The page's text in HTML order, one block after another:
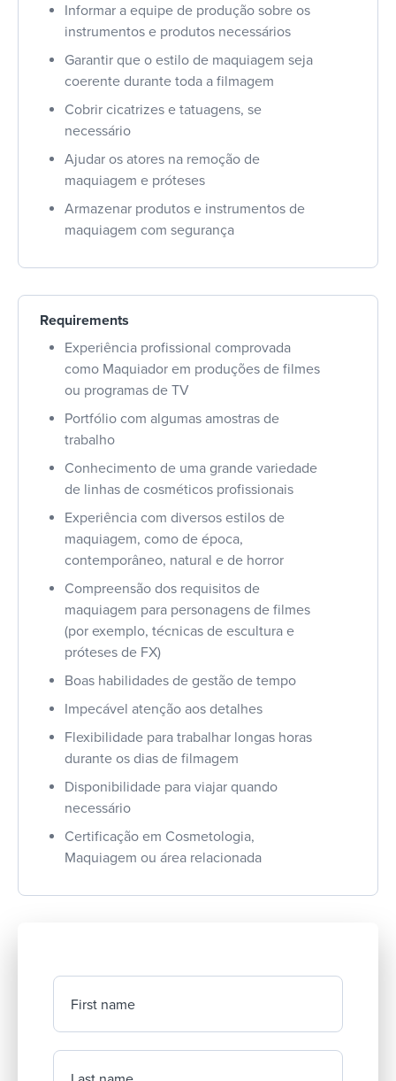
Informar a equipe de produção sobre os
instrumentos e produtos necessários
Garantir que o estilo de maquiagem seja
coerente durante toda a filmagem
Cobrir cicatrizes e tatuagens, se
necessário
Ajudar os atores na remoção de
maquiagem e próteses
Armazenar produtos e instrumentos de
maquiagem com segurança
Requirements
Experiência profissional comprovada
como Maquiador em produções de filmes
ou programas de TV
Portfólio com algumas amostras de
trabalho
Conhecimento de uma grande variedade
de linhas de cosméticos profissionais
Experiência com diversos estilos de
maquiagem, como de época,
contemporâneo, natural e de horror
Compreensão dos requisitos de
maquiagem para personagens de filmes
(por exemplo, técnicas de escultura e
próteses de FX)
Boas habilidades de gestão de tempo
Impecável atenção aos detalhes
Flexibilidade para trabalhar longas horas
durante os dias de filmagem
Disponibilidade para viajar quando
necessário
Certificação em Cosmetologia,
Maquiagem ou área relacionada
First name